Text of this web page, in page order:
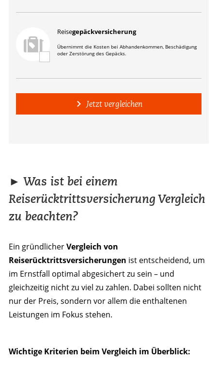
Reisegepäckversicherung
Übernimmt die Kosten bei Abhandenkommen, Beschädigung
oder Zerstörung des Gepäcks.
Jetzt vergleichen
► Was ist bei einem
Reiserücktrittsversicherung Vergleich
zu beachten?
Ein gründlicherVergleich von
Reiserücktrittsversicherungen ist entscheidend, um
im Ernstfall optimal abgesichert zu sein – und
gleichzeitig nicht zu viel zu zahlen. Dabei sollten nicht
nur der Preis, sondern vor allem die enthaltenen
Leistungen im Fokus stehen.
Wichtige Kriterien beim Vergleich im Überblick: